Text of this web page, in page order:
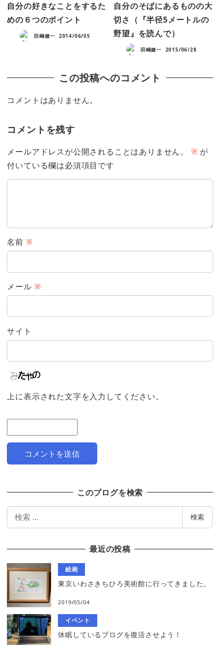
自分の好きなことをするた
めの６つのポイント
田嶋健一 2014/06/05
自分のそばにあるものの大
切さ（『半径5メートルの
野望』を読んで）
田嶋健一 2015/06/28
この投稿へのコメント
コメントはありません。
コメントを残す
メールアドレスが公開されることはありません。 ※ が
付いている欄は必須項目です
名前 ※
メール ※
サイト
上に表示された文字を入力してください。
このブログを検索
索
検索
最近の投稿
絵画
東京いわさきちひろ美術館に行ってきました。
2019/05/04
イベント
休眠しているブログを復活させよう！